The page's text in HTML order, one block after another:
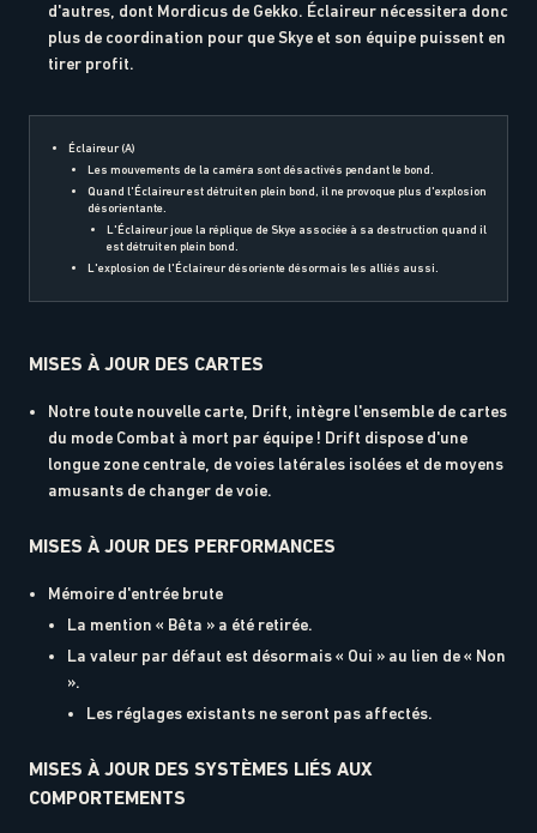
d'autres, dont Mordicus de Gekko. Éclaireur nécessitera donc
plus de coordination pour que Skye et son équipe puissent en
tirer profit.
Éclaireur (A)
Les mouvements de la caméra sont désactivés pendant le bond.
Quand l'Éclaireur est détruit en plein bond, il ne provoque plus d'explosion
désorientante.
L'Éclaireur joue la réplique de Skye associée à sa destruction quand il
est détruit en plein bond.
L'explosion de l'Éclaireur désoriente désormais les alliés aussi.
MISES À JOUR DES CARTES
Notre toute nouvelle carte, Drift, intègre l'ensemble de cartes
du mode Combat à mort par équipe ! Drift dispose d'une
longue zone centrale, de voies latérales isolées et de moyens
amusants de changer de voie.
MISES À JOUR DES PERFORMANCES
Mémoire d'entrée brute
La mention « Bêta » a été retirée.
La valeur par défaut est désormais « Oui » au lien de « Non
».
Les réglages existants ne seront pas affectés.
MISES À JOUR DES SYSTÈMES LIÉS AUX
COMPORTEMENTS